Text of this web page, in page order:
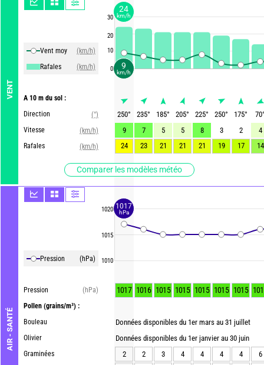
VENT
Vent moy
(km/h)
Rafales
(km/h)
A 10 m du sol :
Direction
(°)
Vitesse
(km/h)
Rafales
(km/h)
Comparer les modèles météo
AIR - SANTÉ
Pression (hPa)
Pression
(hPa)
Pollen (grains/m³) :
Bouleau
Olivier
Graminées
30
20
10
0
1020
1015
1010
250° 235° 185° 205° 225° 250° 175° 70
9
7 5 5 8 3 2
4
24
23 21 21 21 19 17 14
1017 1016 1015 1015 1015 1015 1015
Données disponibles du 1er mars au 31 juillet
Données disponibles du 1er janvier au 30 juin
2
2 3 4 4 4 4
6
9
km/h
24
km/h
1017
hPa